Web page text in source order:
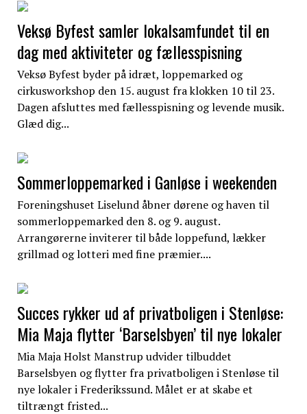
Veksø Byfest samler lokalsamfundet til en
dag med aktiviteter og fællesspisning
Veksø Byfest byder på idræt, loppemarked og
cirkusworkshop den 15. august fra klokken 10 til 23.
Dagen afsluttes med fællesspisning og levende musik.
Glæd dig...
Sommerloppemarked i Ganløse i weekenden
Foreningshuset Liselund åbner dørene og haven til
sommerloppemarked den 8. og 9. august.
Arrangørerne inviterer til både loppefund, lækker
grillmad og lotteri med fine præmier....
Succes rykker ud af privatboligen i Stenløse:
Mia Maja flytter ‘Barselsbyen’ til nye lokaler
Mia Maja Holst Manstrup udvider tilbuddet
Barselsbyen og flytter fra privatboligen i Stenløse til
nye lokaler i Frederikssund. Målet er at skabe et
tiltrængt fristed...